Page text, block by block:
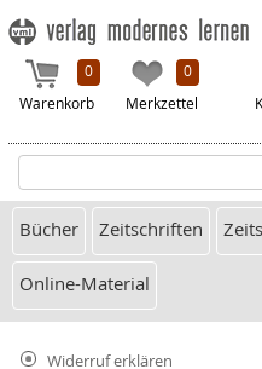
0
Warenkorb
0
Merkzettel
Bücher Zeitschriften
Online-Material
Widerruf erklären